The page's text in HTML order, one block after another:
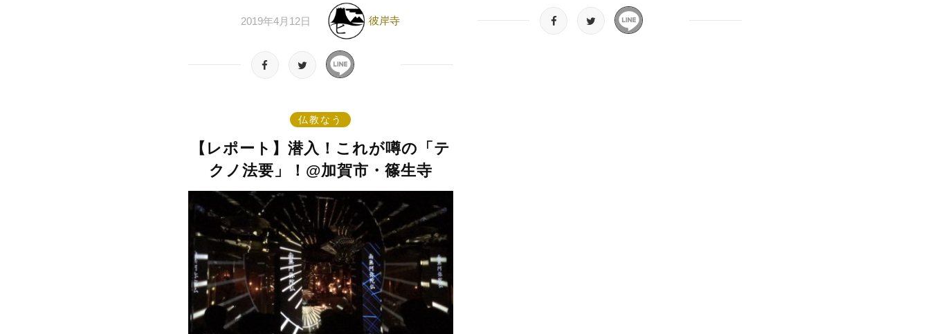
2019年4月12日 彼岸寺
仏教なう
【レポート】潜入！これが噂の「テ
クノ法要」！@加賀市・篠生寺